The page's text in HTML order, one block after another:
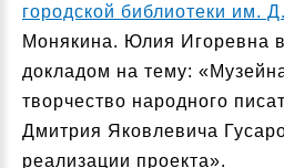
городской библиотеки им.
Монякина. Юлия Игоревна
докладом на тему:
творчество народного
Дмитрия Яковлевича
реализации проекта».